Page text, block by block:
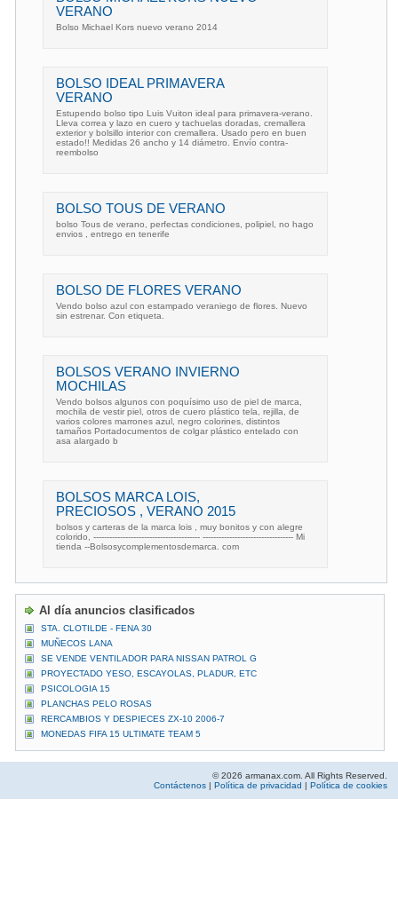
VERANO
Bolso Michael Kors nuevo verano 2014
BOLSO IDEAL PRIMAVERA
VERANO
Estupendo bolso tipo Luis Vuiton ideal para primavera-verano.
Lleva correa y lazo en cuero y tachuelas doradas, cremallera
exterior y bolsillo interior con cremallera. Usado pero en buen
estado!! Medidas 26 ancho y 14 diámetro. Envío contra-
reembolso
BOLSO TOUS DE VERANO
bolso Tous de verano, perfectas condiciones, polipiel, no hago
envios , entrego en tenerife
BOLSO DE FLORES VERANO
Vendo bolso azul con estampado veraniego de flores. Nuevo
sin estrenar. Con etiqueta.
BOLSOS VERANO INVIERNO
MOCHILAS
Vendo bolsos algunos con poquísimo uso de piel de marca,
mochila de vestir piel, otros de cuero plástico tela, rejilla, de
varios colores marrones azul, negro colorines, distintos
tamaños Portadocumentos de colgar plástico entelado con
asa alargado b
BOLSOS MARCA LOIS,
PRECIOSOS , VERANO 2015
bolsos y carteras de la marca lois , muy bonitos y con alegre
colorido, ---------------------------------------- ---------------------------------- Mi
tienda --Bolsosycomplementosdemarca. com
Al día anuncios clasificados
STA. CLOTILDE - FENA 30
MUÑECOS LANA
SE VENDE VENTILADOR PARA NISSAN PATROL G
PROYECTADO YESO, ESCAYOLAS, PLADUR, ETC
PSICOLOGIA 15
PLANCHAS PELO ROSAS
RERCAMBIOS Y DESPIECES ZX-10 2006-7
MONEDAS FIFA 15 ULTIMATE TEAM 5
© 2026 armanax.com. All Rights Reserved.
Contáctenos
Política de privacidad Política de cookies